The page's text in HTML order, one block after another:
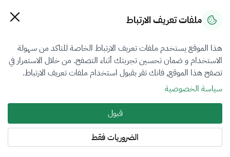
رقم العضوية
فرع التقييم
الكل
نوع العضوية
الكل
المنطقة
ملفات تعريف الارتباط
هذا الموقع يستخدم ملفات تعريف الارتباط الخاصة للتاكد من سهولة
الاستخدام و ضمان تحسين تجربتك أثناء التصفح. من خلال الاستمرار في
تصفح هذا الموقع, فانك تقر بقبول استخدام ملفات تعريف الارتباط.
سياسة الخصوصية
قبول
الضروريات فقط